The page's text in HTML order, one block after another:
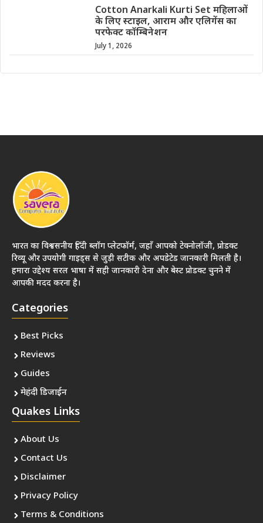
Cotton Anarkali Kurti Set महिलाओं
के लिए स्टाइल, आराम और एलिगेंस का
परफेक्ट कॉम्बिनेशन
July 1, 2026
भारत का विश्वसनीय हिंदी ब्लॉग प्लेटफॉर्म, जहाँ आपको टेक्नोलॉजी, प्रोडक्ट
रिव्यू और उपयोगी गाइड्स से जुड़ी सटीक और अपडेटेड जानकारी मिलती है।
हमारा उद्देश्य सरल भाषा में सही जानकारी देना और बेस्ट प्रोडक्ट चुनने में
आपकी मदद करना है।
Categories
Best Picks
Reviews
Guides
मेहंदी डिजाईन
Quakes Links
About Us
Contact Us
Disclaimer
Privacy Policy
Terms & Conditions